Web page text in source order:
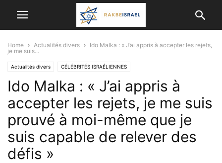
Home Actualités divers
Ido Malka : « J’ai appris à accepter les rejets,
je me suis...
Actualités divers CÉLÉBRITÉS ISRAÉLIENNES
Ido Malka : « J’ai appris à
accepter les rejets, je me suis
prouvé à moi-même que je
suis capable de relever des
défis »